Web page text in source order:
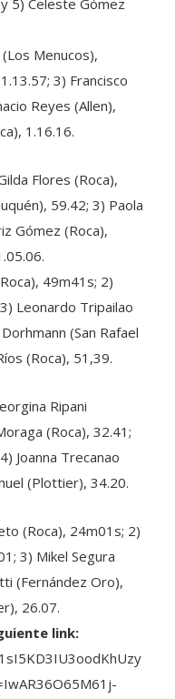
Menucos),
3) Francisco
Reyes (Allen),
1.16.16.
59.42; 3) Paola
Gómez (Roca),
49m41s; 2)
Leonardo Tripailao
(San Rafael
(Roca), 51,39.
(Roca), 32.41;
Joanna Trecanao
(Plottier), 34.20.
3) Mikel Segura
(Fernández Oro),
26.07.
link: